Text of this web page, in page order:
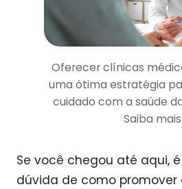
Oferecer clínicas
uma ótima estratégia
cuidado com a saúde
Saiba
Se você chegou até aqui,
dúvida de como promover